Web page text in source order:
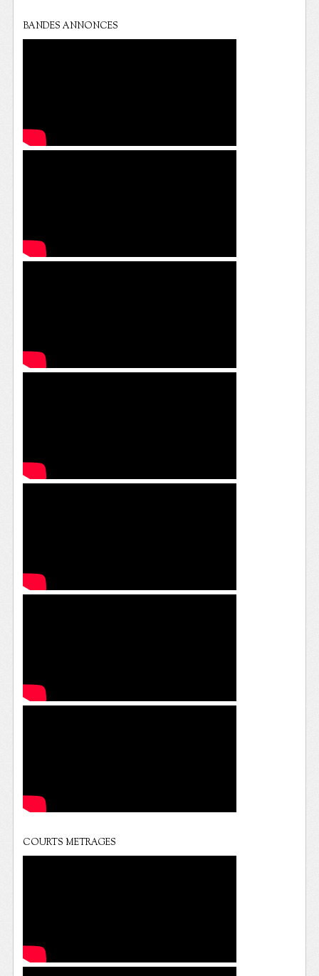
BANDES ANNONCES
COURTS METRAGES